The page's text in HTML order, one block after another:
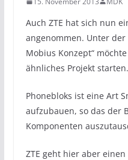
Auch ZTE hat sich nun
angenommen. Unter der
Mobius Konzept“
ähnliches Projekt starten.
Phonebloks ist eine Art
aufzubauen, so das der
Komponenten
ZTE geht hier aber